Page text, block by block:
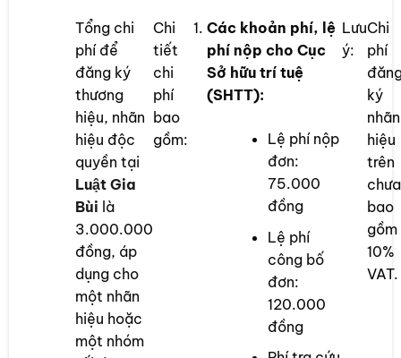
Tổng chi
phí để
đăng ký
thương
hiệu, nhãn
hiệu độc
quyền tại
Luật Gia
Bùi là
3.000.000
đồng, áp
dụng cho
một nhãn
hiệu hoặc
một nhóm
Chi
tiết
chi
phí
bao
gồm:
Các khoản phí, lệ
phí nộp cho Cục
Sở hữu trí tuệ
(SHTT):
Lệ phí nộp
đơn:
75.000
đồng
Lệ phí
công bố
đơn:
120.000
đồng
Lưu
ý:
Chi
phí
ký
nhãn
hiệu
trên
chưa
bao
gồm
10%
VAT.